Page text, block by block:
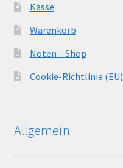
Kasse
Warenkorb
Noten – Shop
Cookie-Richtlinie (EU)
Allgemein